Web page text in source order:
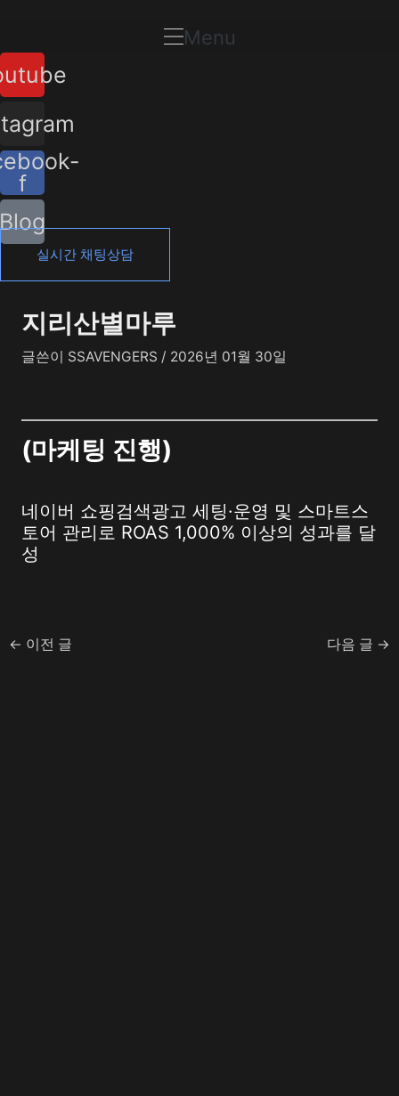
츠
로
건
너
뛰
기
Menu
f
Blog
실시간 채팅상담
지리산별마루
글쓴이 SSAVENGERS / 2026년 01월 30일
(마케팅 진행)
네이버 쇼핑검색광고 세팅·운영 및 스마트스
토어 관리로 ROAS 1,000% 이상의 성과를 달
성
트
탐
색
← 이전 글 다음 글 →